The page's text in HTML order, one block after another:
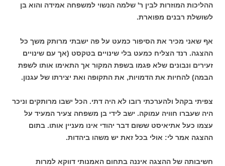
ההליכות המוזרות לבין ר' שלמה הנשוי למשפחה אמידה והוא בן
לשושלת רבנים מפוארת.
אף שאני מכיר את הסיפור כמעט על פה ישבתי מרותק משך כל
ההצגה. רנד הצליח כמעט בלי שינויים בטקסט (אך עם שינויים
זעירים ונבונים שלא פגמו בשפת המקור אך התאימו אותו לשפת
הבמה) להחיות את הדמויות, את התקופה ואת יצירתו של עגנון.
צפיתי בקהל ולהערכתי רובו לא היה דתי. הכל ישבו מרותקים וניכר
היה שעברו חוויה עמוקה. ישב לידי בן משפחה צעיר המעיד על
עצמו כעל אתיאיסט ששום דבר יהודי אינו מעניין אותו. בתום
ההצגה אמר לי: אולי בכל זאת יש משהו ביהדות.
חשיבותה של ההצגה איננה בתחום האמנותי דווקא למרות